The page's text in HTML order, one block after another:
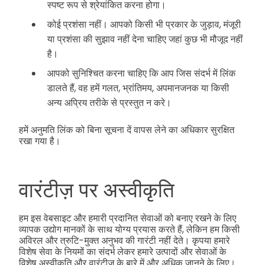
स्पष्ट रूप से श्रेयांकित करना होगा।
कोई प्रशंसा नहीं। आपको किसी भी प्रकार के जुड़ाव, मंजूरी
या प्रशंसा की सुझाव नहीं देना चाहिए जहां कुछ भी मौजूद नहीं
है।
आपको सुनिश्चित करना चाहिए कि आप जिस संदर्भ में लिंक
डालते हैं, वह हमें गलत, भ्रांतिमय, अपमानजनक या किसी
अन्य अप्रिय तरीके से प्रस्तुत न करे।
हमें अनुमति लिंक को बिना सूचना दें वापस लेने का अधिकार सुरक्षित
रखा गया है।
वारंटीज़ पर अस्वीकृति
हम इस वेबसाइट और हमारी प्रदानित सेवाओं को बनाए रखने के लिए
व्यापक उद्योग मानकों के साथ योग्य प्रयास करते हैं, लेकिन हम किसी
अविरल और त्रुटि-मुक्त अनुभव की गारंटी नहीं देते। कृपया हमारे
विशेष सेवा के नियमों का संदर्भ लेकर हमारे उत्पादों और सेवाओं के